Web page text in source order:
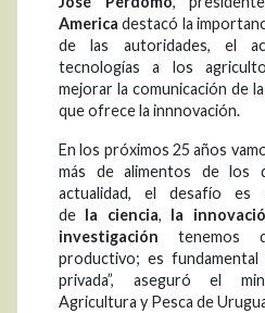
America destacó la
de las autoridades, el
tecnologías a los
mejorar la comunicación de
que ofrece la innnovación.
En los próximos 25 años
más de alimentos de los
actualidad, el desafío es
de la ciencia, la
investigación tenemos
productivo; es fundamental
privada”, aseguró el
Agricultura y Pesca de